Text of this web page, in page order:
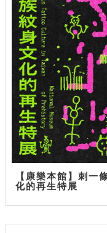
【康樂本館】刺一
化的再生特展